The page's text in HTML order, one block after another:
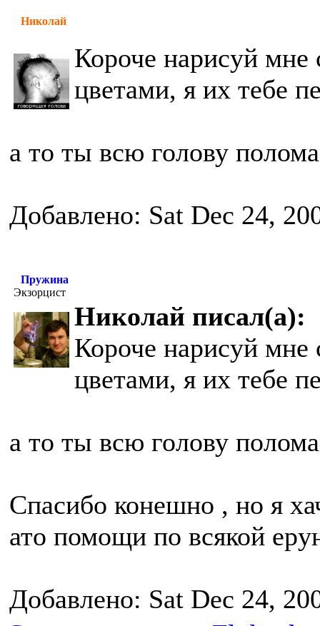
Николай
Короче нарисуй мне
цветами, я их тебе
а то ты всю голову
Добавлено: Sat Dec 24,
Пружина
Экзорцист
Николай писал(а):
Короче нарисуй мне
цветами, я их тебе
а то ты всю голову
Спасибо конешно , но я
ато помощи по всякой
Добавлено: Sat Dec 24,